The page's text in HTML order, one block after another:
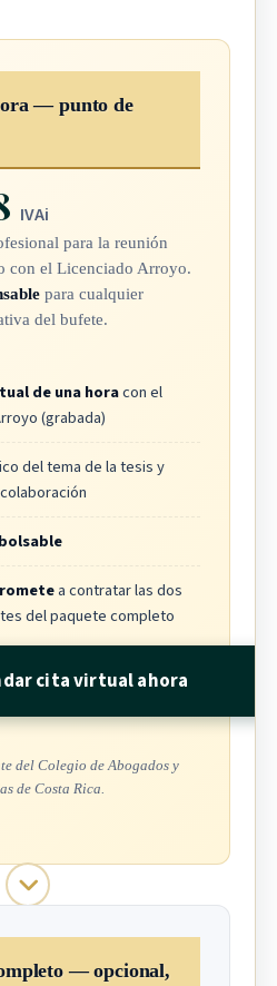
— punto de
IVAi
para la reunión
con el Licenciado Arroyo.
para cualquier
del bufete.
de una horacon el
(grabada)
del tema de la tesis y
a contratar las dos
del paquete completo
cita virtual ahora
del Colegio de Abogados y
de Costa Rica.
— opcional,